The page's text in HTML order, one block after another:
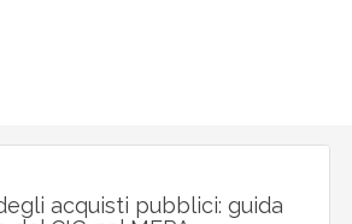
acquisti pubblici: guida